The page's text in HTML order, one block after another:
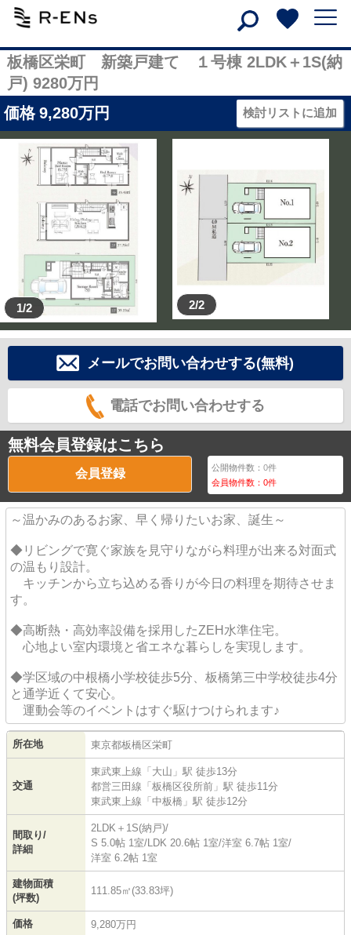
板橋区栄町 新築戸建て １号棟 2LDK＋1S(納
戸) 9280万円
価格 9,280万円 検討リストに追加
1/2 2/2
メールでお問い合わせする(無料)
電話でお問い合わせする
無料会員登録はこちら
会員登録 公開物件数：0件
会員物件数：0件
～温かみのあるお家、早く帰りたいお家、誕生～
◆リビングで寛ぐ家族を見守りながら料理が出来る対面式
の温もり設計。
キッチンから立ち込める香りが今日の料理を期待させま
す。
◆高断熱・高効率設備を採用したZEH水準住宅。
心地よい室内環境と省エネな暮らしを実現します。
◆学区域の中根橋小学校徒歩5分、板橋第三中学校徒歩4分
と通学近くて安心。
運動会等のイベントはすぐ駆けつけられます♪
所在地 東京都板橋区栄町
交通
東武東上線 「大山 」駅 徒歩13分
都営三田線 「板橋区役所前 」駅 徒歩11分
東武東上線 「中板橋 」駅 徒歩12分
間取り/
詳細
2LDK＋1S(納戸)/
S 5.0帖 1室/LDK 20.6帖 1室/洋室 6.7帖 1室/
洋室 6.2帖 1室
建物面積
(坪数)
111.85㎡(33.83坪)
価格 9,280万円